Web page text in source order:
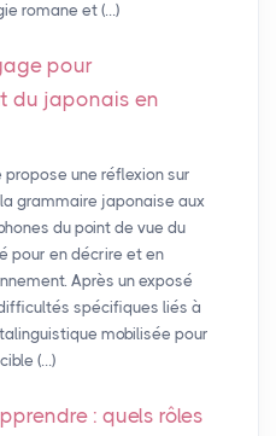
romane et (…)
pour
du japonais en
propose une réflexion sur
grammaire japonaise aux
du point de vue du
pour en décrire et en
Après un exposé
spécifiques liés à
mobilisée pour
(…)
: quels rôles